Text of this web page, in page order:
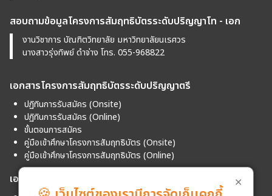
สอบถามข้อมูลโครงการสัมฤทธิบัตรระดับปริญญาโท - เอก
งานวิชาการ บัณฑิตวิทยาลัย มหาวิทยาลัยนเรศวร
นางสาวรุ่งทิพย์ ดำจ่าง โทร. 055-968822
เอกสารโครงการสัมฤทธิบัตรระดับปริญญาตรี
ปฏิทินการรับสมัคร (Onsite)
ปฏิทินการรับสมัคร (Online)
ขั้นตอนการสมัคร
คู่มือเข้าศึกษาโครงการสัมฤทธิบัตร (Onsite)
คู่มือเข้าศึกษาโครงการสัมฤทธิบัตร (Online)
เอกสารโครงการสัมฤทธิบัตรระดับปริญญาโท - เอก ✕